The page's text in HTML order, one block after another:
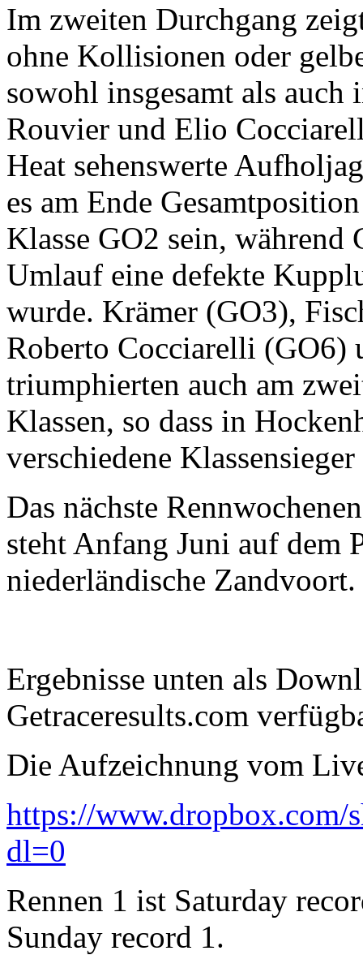
Im zweiten Durchgang
ohne Kollisionen oder
sowohl insgesamt als auch
Rouvier und Elio
Heat sehenswerte
es am Ende
Klasse GO2 sein, während
Umlauf eine defekte
wurde. Krämer (GO3),
Roberto Cocciarelli (GO6)
triumphierten auch am
Klassen, so dass in
verschiedene
Das nächste
steht Anfang Juni auf dem
niederländische Zandvoort.
Ergebnisse unten als
Getraceresults.com
Die Aufzeichnung vom
https://
dl=0
Rennen 1 ist Saturday
Sunday record 1.